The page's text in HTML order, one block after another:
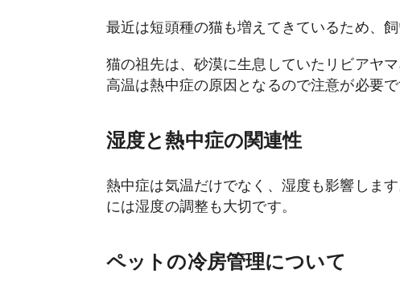
最近は短頭種の猫も増えてきているため、
猫の祖先は、砂漠に生息していたリビアヤ
高温は熱中症の原因となるので注意が必要で
湿度と熱中症の関連性
熱中症は気温だけでなく、湿度も影響しま
には湿度の調整も大切です。
ペットの冷房管理について